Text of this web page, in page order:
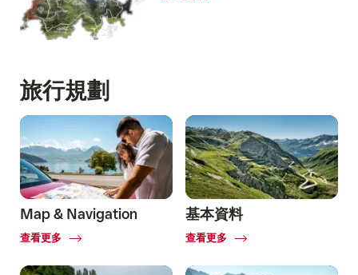
旅行規劃
Map & Navigation
查看更多
Common.Of
&
基本資料
查看更多 Common.Of